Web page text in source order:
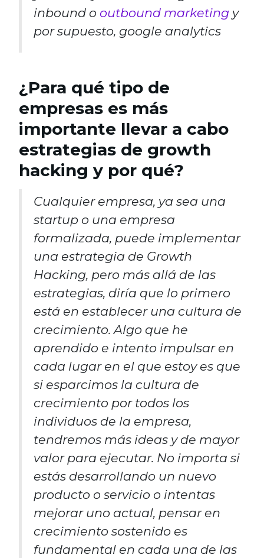
inbound o outbound marketing y
por supuesto, google analytics
¿Para qué tipo de
empresas es más
importante llevar a cabo
estrategias de growth
hacking y por qué?
Cualquier empresa, ya sea una
startup o una empresa
formalizada, puede implementar
una estrategia de Growth
Hacking, pero más allá de las
estrategias, diría que lo primero
está en establecer una cultura de
crecimiento. Algo que he
aprendido e intento impulsar en
cada lugar en el que estoy es que
si esparcimos la cultura de
crecimiento por todos los
individuos de la empresa,
tendremos más ideas y de mayor
valor para ejecutar. No importa si
estás desarrollando un nuevo
producto o servicio o intentas
mejorar uno actual, pensar en
crecimiento sostenido es
fundamental en cada una de las